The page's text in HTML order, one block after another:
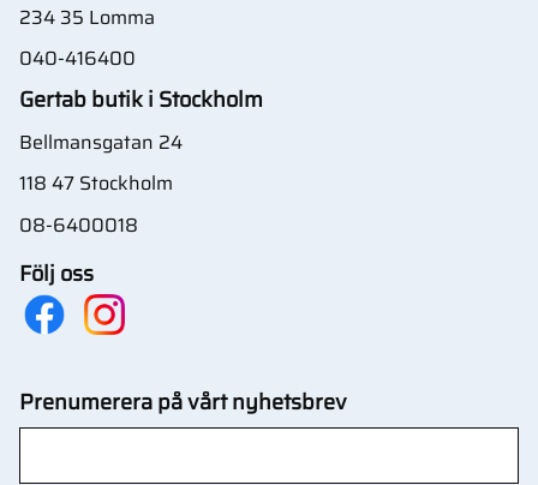
234 35 Lomma
040-416400
Gertab butik i Stockholm
Bellmansgatan 24
118 47 Stockholm
08-6400018
Följ oss
Prenumerera på vårt nyhetsbrev